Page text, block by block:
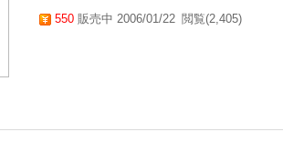
550 販売中 2006/01/22 閲覧(2,405)